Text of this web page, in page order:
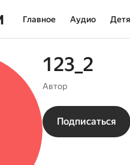
Главное Аудио
123_2
Автор
Подписаться